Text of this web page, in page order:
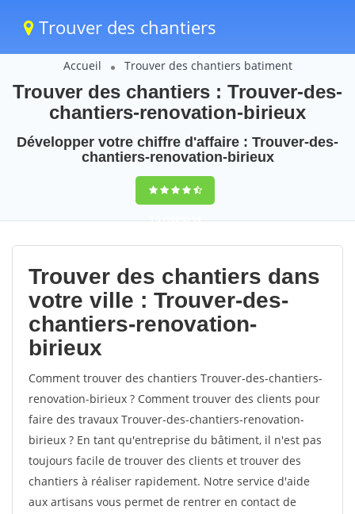
Trouver des chantiers
Accueil Trouver des chantiers batiment
Trouver des chantiers : Trouver-des-
chantiers-renovation-birieux
Développer votre chiffre d'affaire : Trouver-des-
chantiers-renovation-birieux
9,5(100%)94
votes
Trouver des chantiers dans
votre ville : Trouver-des-
chantiers-renovation-
birieux
Comment trouver des chantiers Trouver-des-chantiers-
renovation-birieux ? Comment trouver des clients pour
faire des travaux Trouver-des-chantiers-renovation-
birieux ? En tant qu'entreprise du bâtiment, il n'est pas
toujours facile de trouver des clients et trouver des
chantiers à réaliser rapidement. Notre service d'aide
aux artisans vous permet de rentrer en contact de